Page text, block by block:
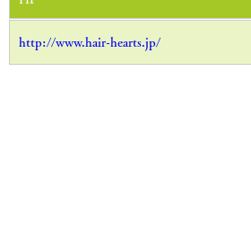
当社は、保有する個人情報に関して適用
http://www.hair-hearts.jp/